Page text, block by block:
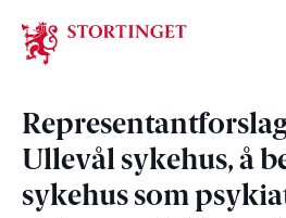
Stortinget.no
Ullevål sykehus, å
sykehus som